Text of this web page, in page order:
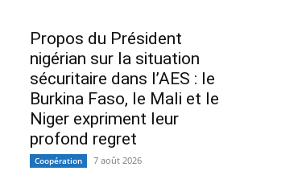
Propos du Président
nigérian sur la situation
sécuritaire dans l’AES : le
Burkina Faso, le Mali et le
Niger expriment leur
profond regret
Coopération 7 août 2026